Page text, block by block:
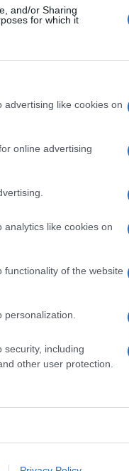
and/or Sharing
for which it
like cookies on
online advertising
like cookies on
of the website
security, including
other user protection.
ΕΔΩ